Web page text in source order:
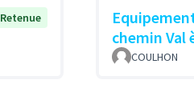
Retenue
chemin Val
COULHON